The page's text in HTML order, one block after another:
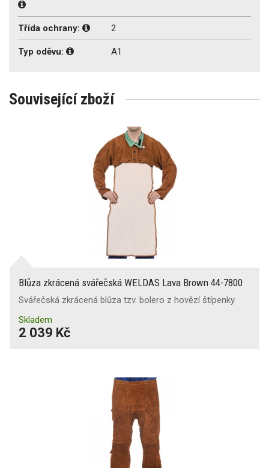
Třída ochrany: 2
Typ oděvu: A1
Související zboží
Blůza zkrácená svářečská WELDAS Lava Brown 44-7800
Svářečská zkrácená blůza tzv. bolero z hovězí štípenky
Skladem
2 039 Kč